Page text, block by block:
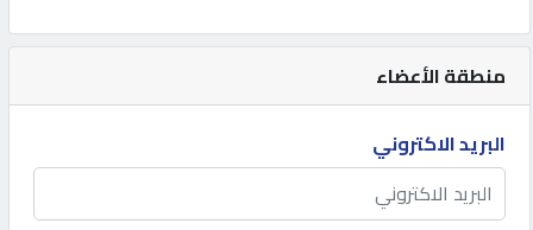
إعلانات
المنتدى
منطقة الأعضاء
البريد الاكتروني